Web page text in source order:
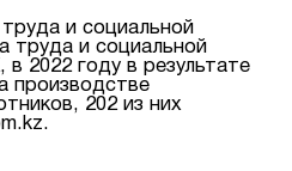
и социальной
труда и социальной
2022 году в результате
производстве
202 из них